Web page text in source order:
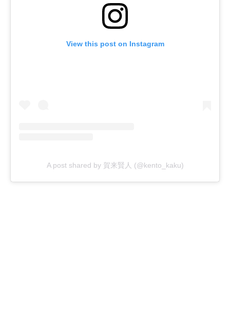
View this post on Instagram
A post shared by 賀来賢人 (@kento_kaku)